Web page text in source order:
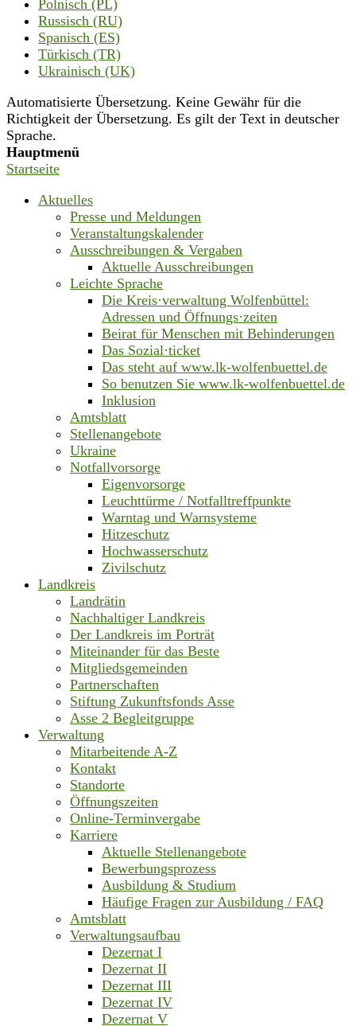
Polnisch (PL)
Russisch (RU)
Spanisch (ES)
Türkisch (TR)
Ukrainisch (UK)
Automatisierte Übersetzung. Keine Gewähr für die
Richtigkeit der Übersetzung. Es gilt der Text in deutscher
Sprache.
Hauptmenü
Startseite
Aktuelles
Presse und Meldungen
Veranstaltungskalender
Ausschreibungen & Vergaben
Aktuelle Ausschreibungen
Leichte Sprache
Die Kreis·verwaltung Wolfenbüttel:
Adressen und Öffnungs·zeiten
Beirat für Menschen mit Behinderungen
Das Sozial·ticket
Das steht auf www.lk-wolfenbuettel.de
So benutzen Sie www.lk-wolfenbuettel.de
Inklusion
Amtsblatt
Stellenangebote
Ukraine
Notfallvorsorge
Eigenvorsorge
Leuchttürme / Notfalltreffpunkte
Warntag und Warnsysteme
Hitzeschutz
Hochwasserschutz
Zivilschutz
Landkreis
Landrätin
Nachhaltiger Landkreis
Der Landkreis im Porträt
Miteinander für das Beste
Mitgliedsgemeinden
Partnerschaften
Stiftung Zukunftsfonds Asse
Asse 2 Begleitgruppe
Verwaltung
Mitarbeitende A-Z
Kontakt
Standorte
Öffnungszeiten
Online-Terminvergabe
Karriere
Aktuelle Stellenangebote
Bewerbungsprozess
Ausbildung & Studium
Häufige Fragen zur Ausbildung / FAQ
Amtsblatt
Verwaltungsaufbau
Dezernat I
Dezernat II
Dezernat III
Dezernat IV
Dezernat V